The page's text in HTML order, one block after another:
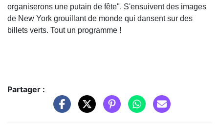
organiserons une putain de fête". S'ensuivent des images
de New York grouillant de monde qui dansent sur des
billets verts. Tout un programme !
Partager :